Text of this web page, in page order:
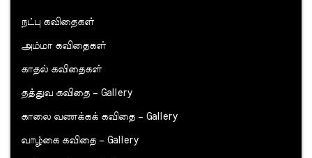
நட்பு கவிதைகள்
அம்மா கவிதைகள்
காதல் கவிதைகள்
தத்துவ கவிதை – Gallery
காலை வணக்கக் கவிதை – Gallery
வாழ்கை கவிதை – Gallery